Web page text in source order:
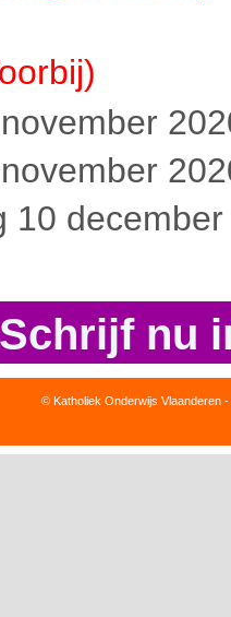
10
Schrijf nu
© Katholiek Onderwijs Vlaanderen